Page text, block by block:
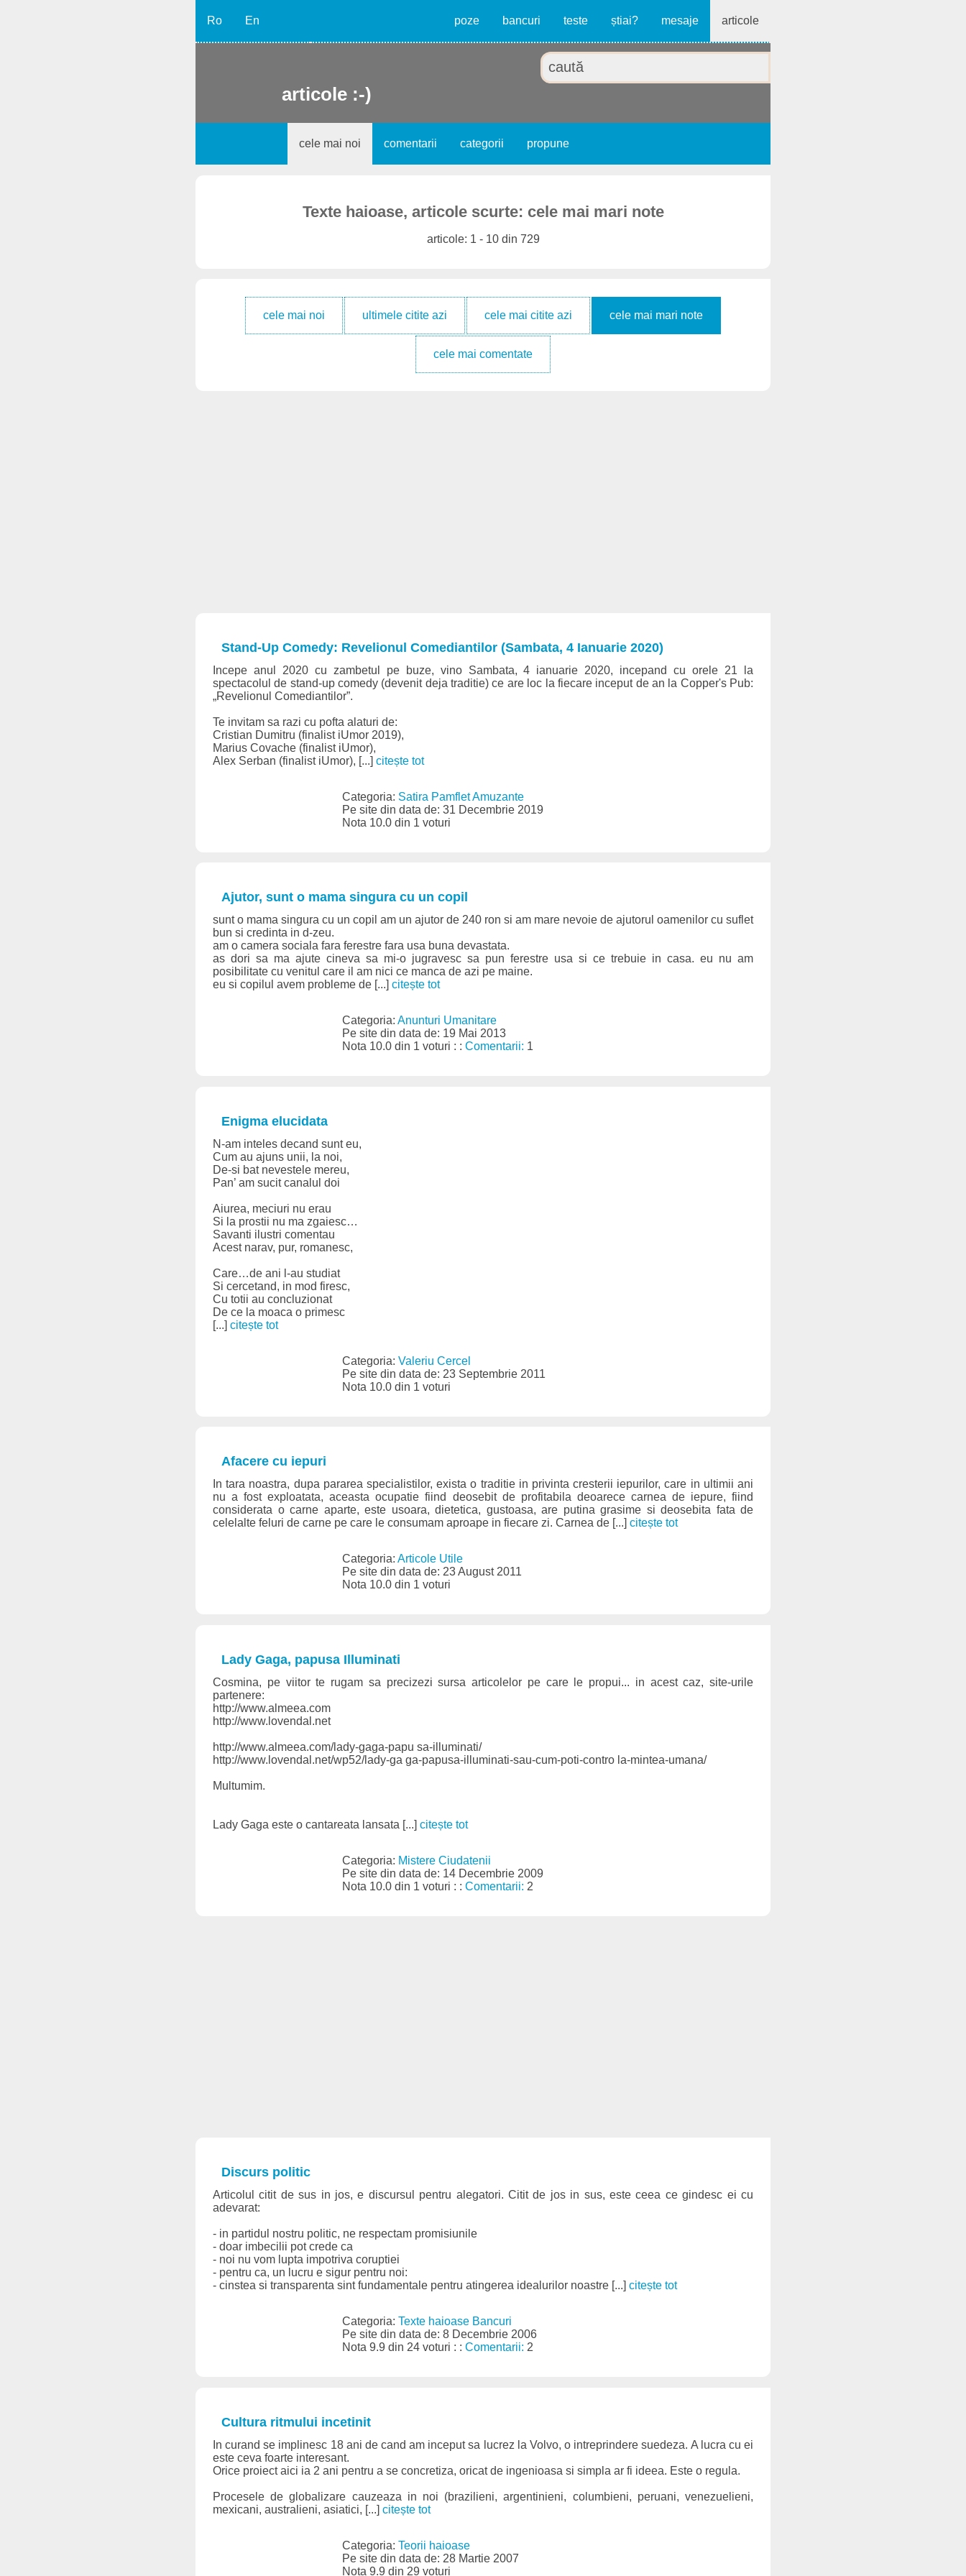
Ro En poze bancuri teste știai? mesaje articole
articole :-)
cele mai noi comentarii categorii propune
Texte haioase, articole scurte: cele mai mari note
articole: 1 - 10 din 729
cele mai noi ultimele citite azi cele mai citite azi cele mai mari note
cele mai comentate
Stand-Up Comedy: Revelionul Comediantilor (Sambata, 4 Ianuarie 2020)
Incepe anul 2020 cu zambetul pe buze, vino Sambata, 4 ianuarie 2020, incepand cu orele 21 la
spectacolul de stand-up comedy (devenit deja traditie) ce are loc la fiecare inceput de an la Copper's Pub:
„Revelionul Comediantilor”.
Te invitam sa razi cu pofta alaturi de:
Cristian Dumitru (finalist iUmor 2019),
Marius Covache (finalist iUmor),
Alex Serban (finalist iUmor), [...] citește tot
Categoria: Satira Pamflet Amuzante
Pe site din data de: 31 Decembrie 2019
Nota 10.0 din 1 voturi
Ajutor, sunt o mama singura cu un copil
sunt o mama singura cu un copil am un ajutor de 240 ron si am mare nevoie de ajutorul oamenilor cu suflet
bun si credinta in d-zeu.
am o camera sociala fara ferestre fara usa buna devastata.
as dori sa ma ajute cineva sa mi-o jugravesc sa pun ferestre usa si ce trebuie in casa. eu nu am
posibilitate cu venitul care il am nici ce manca de azi pe maine.
eu si copilul avem probleme de [...] citește tot
Categoria:Anunturi Umanitare
Pe site din data de: 19 Mai 2013
Nota 10.0 din 1 voturi : :Comentarii: 1
Enigma elucidata
N-am inteles decand sunt eu,
Cum au ajuns unii, la noi,
De-si bat nevestele mereu,
Pan’ am sucit canalul doi
Aiurea, meciuri nu erau
Si la prostii nu ma zgaiesc…
Savanti ilustri comentau
Acest narav, pur, romanesc,
Care…de ani l-au studiat
Si cercetand, in mod firesc,
Cu totii au concluzionat
De ce la moaca o primesc
[...] citește tot
Categoria:Valeriu Cercel
Pe site din data de: 23 Septembrie 2011
Nota 10.0 din 1 voturi
Afacere cu iepuri
In tara noastra, dupa pararea specialistilor, exista o traditie in privinta cresterii iepurilor, care in ultimii ani
nu a fost exploatata, aceasta ocupatie fiind deosebit de profitabila deoarece carnea de iepure, fiind
considerata o carne aparte, este usoara, dietetica, gustoasa, are putina grasime si deosebita fata de
celelalte feluri de carne pe care le consumam aproape in fiecare zi. Carnea de [...] citește tot
Categoria:Articole Utile
Pe site din data de: 23 August 2011
Nota 10.0 din 1 voturi
Lady Gaga, papusa Illuminati
Cosmina, pe viitor te rugam sa precizezi sursa articolelor pe care le propui... in acest caz, site-urile
partenere:
http://www.almeea.com
http://www.lovendal.net
http://www.almeea.com/lady-gaga-papu sa-illuminati/
http://www.lovendal.net/wp52/lady-ga ga-papusa-illuminati-sau-cum-poti-contro la-mintea-umana/
Multumim.
Lady Gaga este o cantareata lansata [...] citește tot
Categoria: Mistere Ciudatenii
Pe site din data de: 14 Decembrie 2009
Nota 10.0 din 1 voturi : :Comentarii: 2
Discurs politic
Articolul citit de sus in jos, e discursul pentru alegatori. Citit de jos in sus, este ceea ce gindesc ei cu
adevarat:
- in partidul nostru politic, ne respectam promisiunile
- doar imbecilii pot crede ca
- noi nu vom lupta impotriva coruptiei
- pentru ca, un lucru e sigur pentru noi:
- cinstea si transparenta sint fundamentale pentru atingerea idealurilor noastre [...] citește tot
Categoria:Texte haioase Bancuri
Pe site din data de: 8 Decembrie 2006
Nota 9.9 din 24 voturi : :Comentarii:2
Cultura ritmului incetinit
In curand se implinesc 18 ani de cand am inceput sa lucrez la Volvo, o intreprindere suedeza. A lucra cu ei
este ceva foarte interesant.
Orice proiect aici ia 2 ani pentru a se concretiza, oricat de ingenioasa si simpla ar fi ideea. Este o regula.
Procesele de globalizare cauzeaza in noi (brazilieni, argentinieni, columbieni, peruani, venezuelieni,
mexicani, australieni, asiatici, [...] citește tot
Categoria:Teorii haioase
Pe site din data de: 28 Martie 2007
Nota 9.9 din 29 voturi